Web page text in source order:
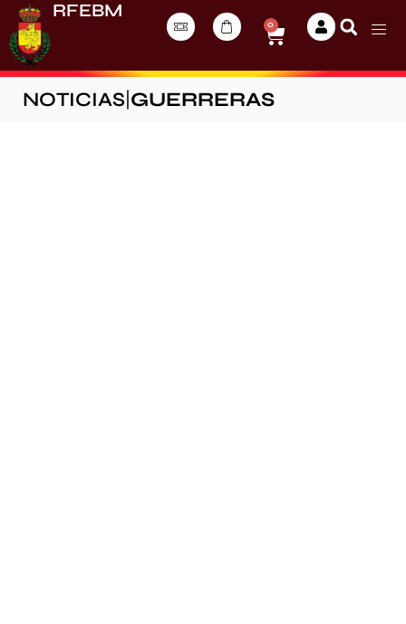
RFEBM
0
NOTICIAS GUERRERAS